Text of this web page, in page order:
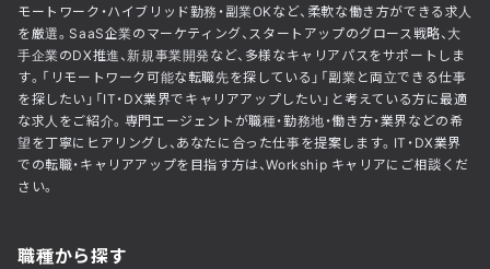
モートワーク・ハイブリッド勤務・副業OKなど、柔軟な働き方ができる求人
を厳選。SaaS企業のマーケティング、スタートアップのグロース戦略、大
手企業のDX推進、新規事業開発など、多様なキャリアパスをサポートしま
す。「リモートワーク可能な転職先を探している」「副業と両立できる仕事
を探したい」「IT・DX業界でキャリアアップしたい」と考えている方に最適
な求人をご紹介。専門エージェントが職種・勤務地・働き方・業界などの希
望を丁寧にヒアリングし、あなたに合った仕事を提案します。IT・DX業界
での転職・キャリアアップを目指す方は、Workship キャリアにご相談くだ
さい。
職種から探す